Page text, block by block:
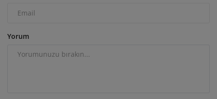
Yorum